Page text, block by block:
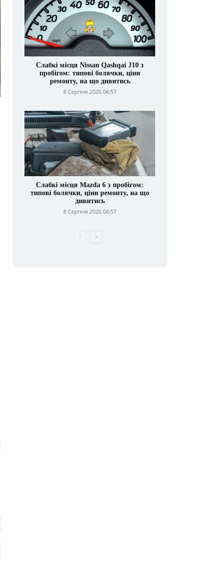
mail:*
Слабкі місця Nissan Qashqai J10 з
пробігом: типові болячки, ціни
ремонту, на що дивитись
8 Серпня 2026 04:57
Слабкі місця Mazda 6 з пробігом:
типові болячки, ціни ремонту, на що
дивитись
8 Серпня 2026 04:57